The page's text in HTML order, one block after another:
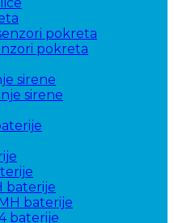
pokreta
pokreta
sirene
sirene
baterije
baterije
baterije